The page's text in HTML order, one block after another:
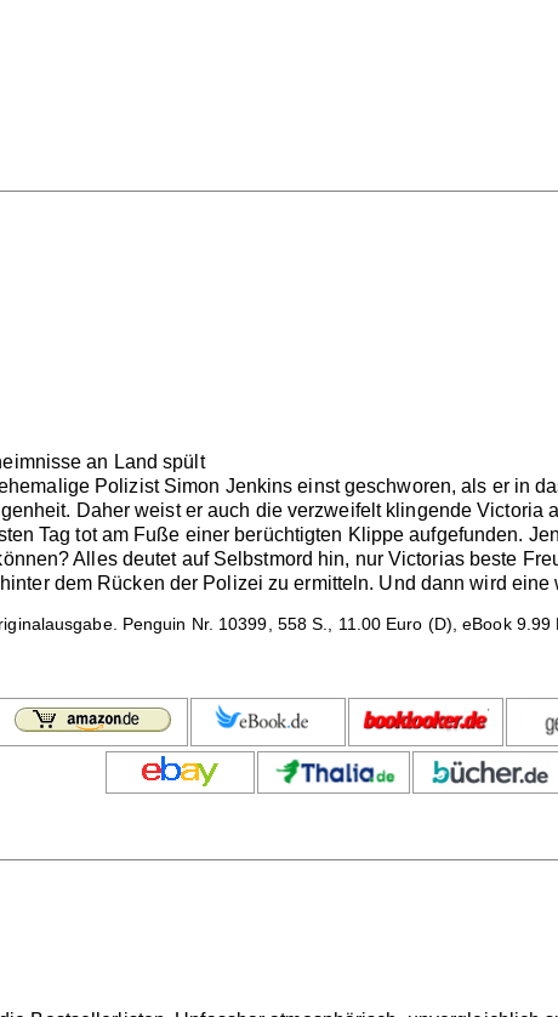
an Land spült
Polizist Simon Jenkins einst geschworen, als er in
Daher weist er auch die verzweifelt klingende Victoria
Tag tot am Fuße einer berüchtigten Klippe aufgefunden.
Alles deutet auf Selbstmord hin, nur Victorias beste
dem Rücken der Polizei zu ermitteln. Und dann wird eine
Penguin Nr. 10399, 558 S., 11.00 Euro (D), eBook 9.99